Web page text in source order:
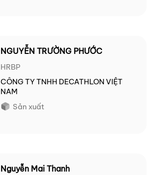
NGUYỄN TRƯỜNG PHƯỚC
HRBP
CÔNG TY TNHH DECATHLON VIỆT
NAM
Sản xuất
Nguyễn Mai Thanh